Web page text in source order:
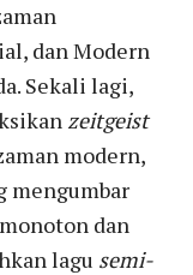
dan Modern
Sekali lagi,
zeitgeist
modern,
mengumbar
dan
lagu semi-